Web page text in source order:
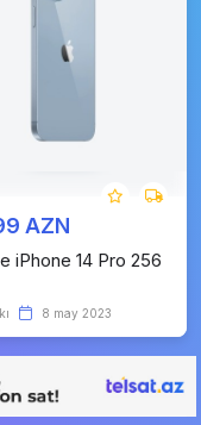
AZN
iPhone 14 Pro 256
8 may 2023